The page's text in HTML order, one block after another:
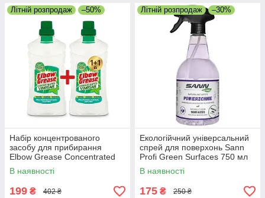
Літній розпродаж –50%
Набір концентрованого
засобу для прибирання
Elbow Grease Concentrated
Vinegar 750 мл + 750 мл (1+1
у подарунок)
В наявності
199 ₴ 402 ₴
Літній розпродаж –30%
Екологійчний універсальний
спрей для поверхонь Sann
Profi Green Surfaces 750 мл
В наявності
175 ₴ 250 ₴